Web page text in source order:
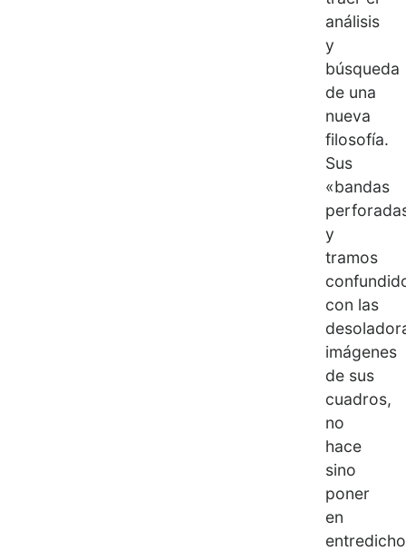
análisis
y
búsqueda
de una
nueva
filosofía.
Sus
«bandas
y
tramos
con las
imágenes
de sus
cuadros,
no
hace
sino
poner
en